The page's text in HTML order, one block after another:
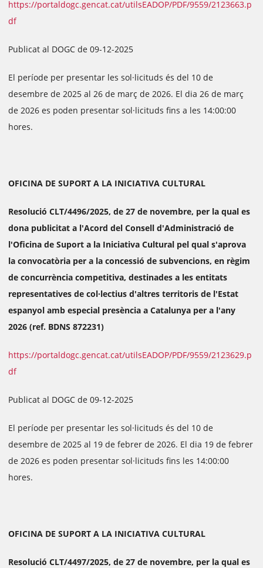
https://portaldogc.gencat.cat/utilsEADOP/PDF/9559/2123663.p
df
Publicat al DOGC de 09-12-2025
El període per presentar les sol·licituds és del 10 de
desembre de 2025 al 26 de març de 2026. El dia 26 de març
de 2026 es poden presentar sol·licituds fins a les 14:00:00
hores.
OFICINA DE SUPORT A LA INICIATIVA CULTURAL
Resolució CLT/4496/2025, de 27 de novembre, per la qual es
dona publicitat a l'Acord del Consell d'Administració de
l'Oficina de Suport a la Iniciativa Cultural pel qual s'aprova
la convocatòria per a la concessió de subvencions, en règim
de concurrència competitiva, destinades a les entitats
representatives de col·lectius d'altres territoris de l'Estat
espanyol amb especial presència a Catalunya per a l'any
2026 (ref. BDNS 872231)
https://portaldogc.gencat.cat/utilsEADOP/PDF/9559/2123629.p
df
Publicat al DOGC de 09-12-2025
El període per presentar les sol·licituds és del 10 de
desembre de 2025 al 19 de febrer de 2026. El dia 19 de febrer
de 2026 es poden presentar sol·licituds fins les 14:00:00
hores.
OFICINA DE SUPORT A LA INICIATIVA CULTURAL
Resolució CLT/4497/2025, de 27 de novembre, per la qual es